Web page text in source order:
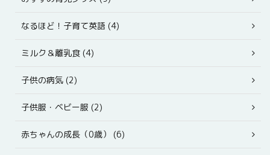
なるほど！子育て英語 (4)
ミルク＆離乳食 (4)
子供の病気 (2)
子供服・ベビー服 (2)
赤ちゃんの成長（0歳） (6)